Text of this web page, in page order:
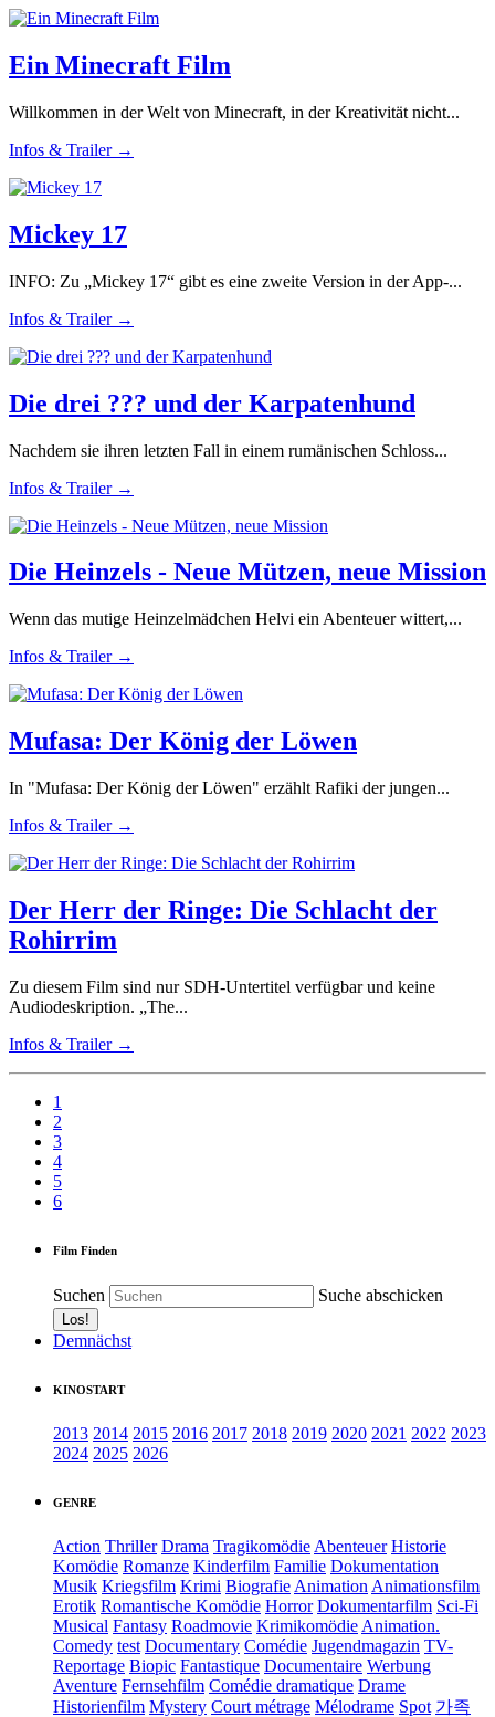
Ein Minecraft Film
Willkommen in der Welt von Minecraft, in der Kreativität nicht...
Infos & Trailer →
Mickey 17
INFO: Zu „Mickey 17“ gibt es eine zweite Version in der App-...
Infos & Trailer →
Die drei ??? und der Karpatenhund
Nachdem sie ihren letzten Fall in einem rumänischen Schloss...
Infos & Trailer →
Die Heinzels - Neue Mützen, neue Mission
Wenn das mutige Heinzelmädchen Helvi ein Abenteuer wittert,...
Infos & Trailer →
Mufasa: Der König der Löwen
In "Mufasa: Der König der Löwen" erzählt Rafiki der jungen...
Infos & Trailer →
Der Herr der Ringe: Die Schlacht der
Rohirrim
Zu diesem Film sind nur SDH-Untertitel verfügbar und keine
Audiodeskription. „The...
Infos & Trailer →
1
2
3
4
5
6
Film Finden
Suchen Suche abschicken
Demnächst
KINOSTART
2013 2014 2015 2016 2017 2018 2019 2020 2021 2022 2023
2024 2025 2026
GENRE
Action Thriller Drama Tragikomödie Abenteuer Historie
Komödie Romanze Kinderfilm Familie Dokumentation
Musik Kriegsfilm Krimi Biografie Animation Animationsfilm
Erotik Romantische Komödie Horror Dokumentarfilm Sci-Fi
Musical Fantasy Roadmovie Krimikomödie Animation.
Comedy test Documentary Comédie Jugendmagazin TV-
Reportage Biopic Fantastique Documentaire Werbung
Aventure Fernsehfilm Comédie dramatique Drame
Historienfilm Mystery Court métrage Mélodrame Spot 가족